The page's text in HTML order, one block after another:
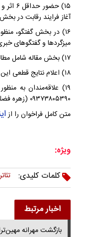
۱۵)
آغاز فرایند رقابت در بخش یادداشت، حضور ۶
۱۶) در بخش گفتگو،
میزگردها و گفتگوهای
۱۷) بخش مقاله شامل مطالبی است که جنبه ژورنالیستی، علمی، پژوهشی، تحقیقی و تحلیلی در حوزه تئاتر داشته باشد.
۱۸) اعلام نتایج قطعی این مسابقه، پس از انجام فرایند داوری از طریق رسانه‌ها اعلام خواهد بود.
۱۹) علاقه‌مندان به
۰۹۳۷۳۸۰۵۳۹۰ (زهره فضلی) تماس بگیرند.
متن کامل فراخوان را از
ویژه:
کلمات کلیدی:
تئاتر
اخبار مرتبط
بازگشت مهرانه